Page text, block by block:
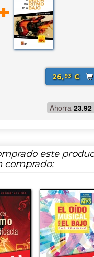
26,93€
Ahorra 23.92
este
comprado: